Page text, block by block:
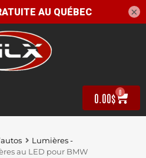
0.00$ 0
Lumières -
au LED pour BMW
×